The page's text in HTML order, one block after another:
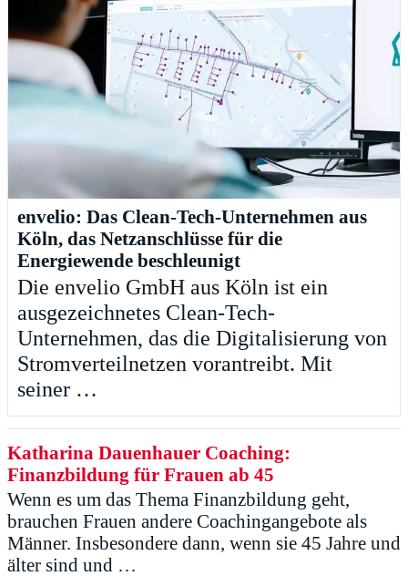
envelio: Das Clean-Tech-Unternehmen aus
Köln, das Netzanschlüsse für die
Energiewende beschleunigt
Die envelio GmbH aus Köln ist ein
ausgezeichnetes Clean-Tech-
Unternehmen, das die Digitalisierung von
Stromverteilnetzen vorantreibt. Mit
seiner …
Katharina Dauenhauer Coaching:
Finanzbildung für Frauen ab 45
Wenn es um das Thema Finanzbildung geht,
brauchen Frauen andere Coachingangebote als
Männer. Insbesondere dann, wenn sie 45 Jahre und
älter sind und …